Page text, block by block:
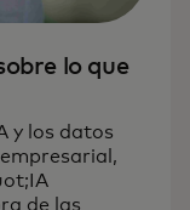
lo que
y los datos
de las